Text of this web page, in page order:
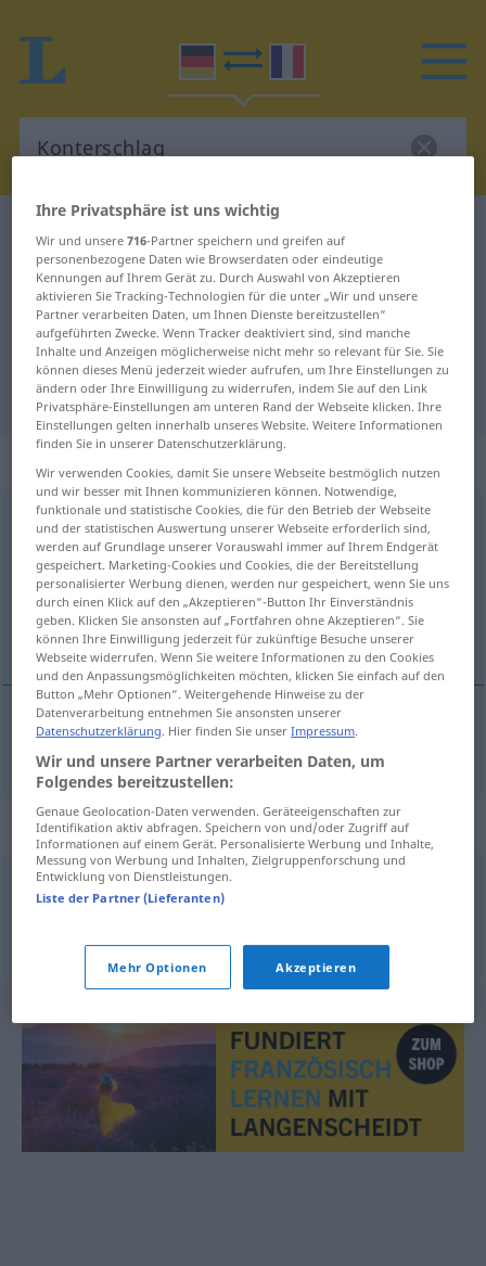
Deutsch-Französisch Übersetzung
für "Konterschlag"
"Konterschlag" Französisch
Übersetzung
„Konterschlag“ : Maskulinum
Konterschlagm
Übersicht aller Übersetzungen
(Für mehr Details die Übersetzung anklicken/antippen)
contre
Konterschlag
Synonyme für "Konterschlag"
Konter,Gegenangriff
© OpenThesaurus.de
Ihre Privatsphäre ist uns wichtig
Wir und unsere716-Partner speichern und greifen auf
personenbezogene Daten wie Browserdaten oder eindeutige
Kennungen auf Ihrem Gerät zu. Durch Auswahl von Akzeptieren
aktivieren Sie Tracking-Technologien für die unter „Wir und unsere
Partner verarbeiten Daten, um Ihnen Dienste bereitzustellen“
aufgeführten Zwecke. Wenn Tracker deaktiviert sind, sind manche
Inhalte und Anzeigen möglicherweise nicht mehr so relevant für Sie. Sie
können dieses Menü jederzeit wieder aufrufen, um Ihre Einstellungen zu
ändern oder Ihre Einwilligung zu widerrufen, indem Sie auf den Link
Privatsphäre-Einstellungen am unteren Rand der Webseite klicken. Ihre
Einstellungen gelten innerhalb unseres Website. Weitere Informationen
finden Sie in unserer Datenschutzerklärung.
Wir verwenden Cookies, damit Sie unsere Webseite bestmöglich nutzen
und wir besser mit Ihnen kommunizieren können. Notwendige,
funktionale und statistische Cookies, die für den Betrieb der Webseite
und der statistischen Auswertung unserer Webseite erforderlich sind,
werden auf Grundlage unserer Vorauswahl immer auf Ihrem Endgerät
gespeichert. Marketing-Cookies und Cookies, die der Bereitstellung
personalisierter Werbung dienen, werden nur gespeichert, wenn Sie uns
durch einen Klick auf den „Akzeptieren“-Button Ihr Einverständnis
geben. Klicken Sie ansonsten auf „Fortfahren ohne Akzeptieren“. Sie
können Ihre Einwilligung jederzeit für zukünftige Besuche unserer
Webseite widerrufen. Wenn Sie weitere Informationen zu den Cookies
und den Anpassungsmöglichkeiten möchten, klicken Sie einfach auf den
Button „Mehr Optionen“. Weitergehende Hinweise zu der
Datenverarbeitung entnehmen Sie ansonsten unserer
Datenschutzerklärung. Hier finden Sie unserImpressum.
Wir und unsere Partner verarbeiten Daten, um
Folgendes bereitzustellen:
Genaue Geolocation-Daten verwenden. Geräteeigenschaften zur
Identifikation aktiv abfragen. Speichern von und/oder Zugriff auf
Informationen auf einem Gerät. Personalisierte Werbung und Inhalte,
Messung von Werbung und Inhalten, Zielgruppenforschung und
Entwicklung von Dienstleistungen.
Liste der Partner (Lieferanten)
Mehr Optionen Akzeptieren